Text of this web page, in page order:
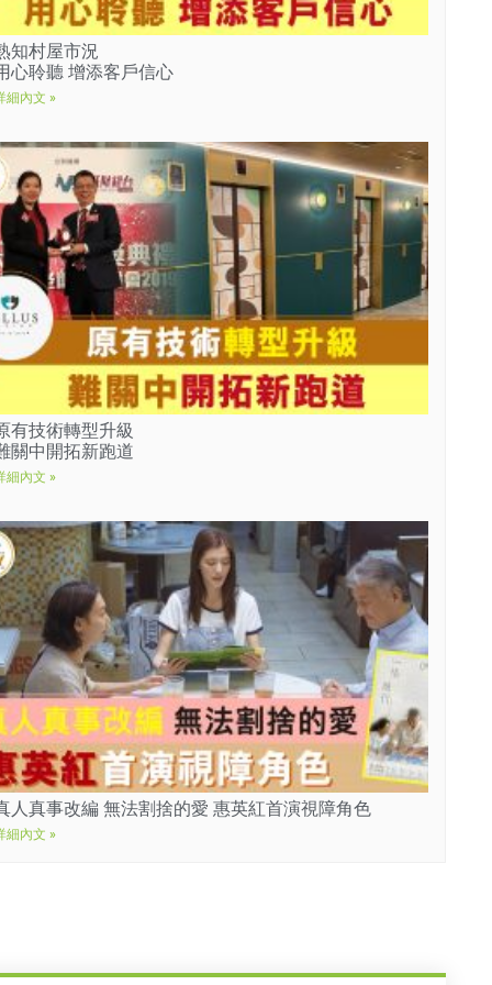
知村屋市況
心聆聽 增添客戶信心
細內文 »
有技術轉型升級
關中開拓新跑道
細內文 »
人真事改編 無法割捨的愛 惠英紅首演視障角色
細內文 »